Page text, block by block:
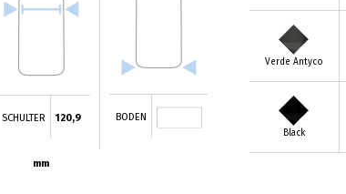
SCHULTER 120,9
mm
BODEN
Verde Antyco
Black